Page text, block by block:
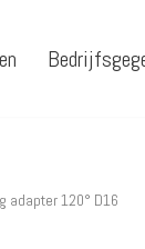
adapter 120° D16